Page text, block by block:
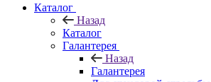
Каталог
Назад
Каталог
Галантерея
Назад
Галантерея